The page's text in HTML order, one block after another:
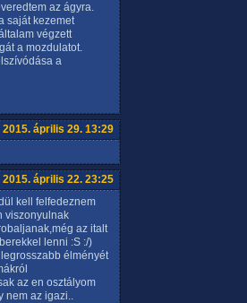
az ágyra.
saját kezemet
végzett
a mozdulatot.
a
2015. április 29. 13:29
2015. április 22. 23:25
kell felfedeznem
viszonyulnak
az italt
lenni :S :/)
élményét
az en osztályom
nem az igazi..